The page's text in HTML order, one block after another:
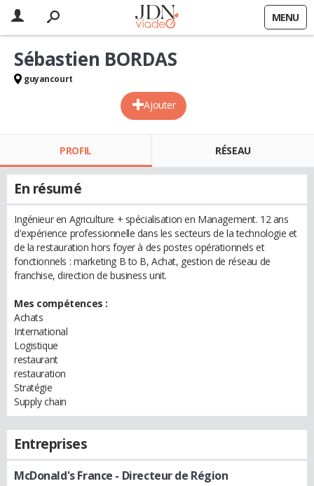
MENU
Ajouter
Sébastien BORDAS
guyancourt
PROFIL RÉSEAU
En résumé
Ingénieur en Agriculture + spécialisation en Management. 12 ans
d'expérience professionnelle dans les secteurs de la technologie et
de la restauration hors foyer à des postes opérationnels et
fonctionnels : marketing B to B, Achat, gestion de réseau de
franchise, direction de business unit.
Mes compétences :
Achats
International
Logistique
restaurant
restauration
Stratégie
Supply chain
Entreprises
McDonald's France - Directeur de Région